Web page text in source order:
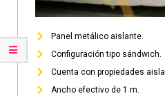
Panel metálico aislante.
Configuración tipo sándwich.
Cuenta con propiedades
Ancho efectivo de 1 m.